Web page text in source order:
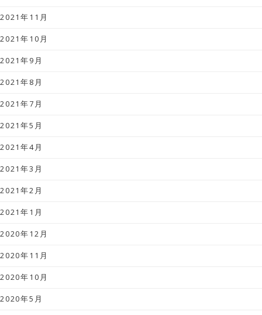
2021年11月
2021年10月
2021年9月
2021年8月
2021年7月
2021年5月
2021年4月
2021年3月
2021年2月
2021年1月
2020年12月
2020年11月
2020年10月
2020年5月